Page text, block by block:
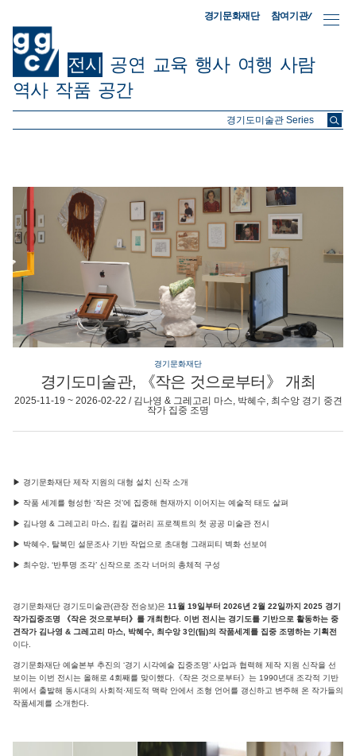
경기문화재단 참여기관/
전시 공연 교육 행사 여행 사람
역사 작품 공간
ggc/
경기문화재단
경기도미술관, 《작은 것으로부터》 개최
2025-11-19 ~ 2026-02-22 / 김나영 & 그레고리 마스, 박혜수, 최수앙 경기 중견
작가 집중 조명
▶ 경기문화재단 제작 지원의 대형 설치 신작 소개
▶ 작품 세계를 형성한 ‘작은 것’에 집중해 현재까지 이어지는 예술적 태도 살펴
▶ 김나영 & 그레고리 마스, 킴킴 갤러리 프로젝트의 첫 공공 미술관 전시
▶ 박혜수, 탈북민 설문조사 기반 작업으로 초대형 그래피티 벽화 선보여
▶ 최수앙, ‘반투명 조각’ 신작으로 조각 너머의 총체적 구성
경기문화재단 경기도미술관(관장 전승보)은 11월 19일부터 2026년 2월 22일까지 2025 경기
작가집중조명 《작은 것으로부터》를 개최한다. 이번 전시는 경기도를 기반으로 활동하는 중
견작가 김나영 & 그레고리 마스, 박혜수, 최수앙 3인(팀)의 작품세계를 집중 조명하는 기획전
이다.
경기문화재단 예술본부 추진의 ‘경기 시각예술 집중조명’ 사업과 협력해 제작 지원 신작을 선
보이는 이번 전시는 올해로 4회째를 맞이했다.《작은 것으로부터》는 1990년대 조각적 기반
위에서 출발해 동시대의 사회적·제도적 맥락 안에서 조형 언어를 갱신하고 변주해 온 작가들의
작품세계를 소개한다.